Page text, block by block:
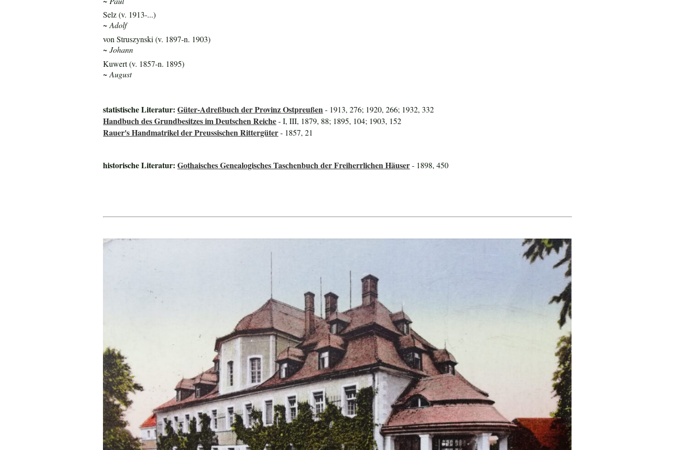
Selz (v. 1913-...)
~ Adolf
von Struszynski (v. 1897-n. 1903)
~ Johann
Kuwert (v. 1857-n. 1895)
~ August
statistische Literatur:Güter-Adreßbuch der Provinz Ostpreußen- 1913, 276; 1920, 266; 1932, 332
Handbuch des Grundbesitzes im Deutschen Reiche- I, III, 1879, 88; 1895, 104; 1903, 152
Rauer's Handmatrikel der Preussischen Rittergüter- 1857, 21
historische Literatur:Gothaisches Genealogisches Taschenbuch der Freiherrlichen Häuser- 1898, 450